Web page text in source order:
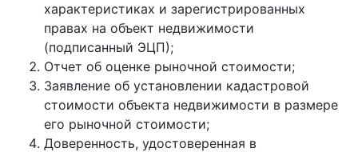
характеристиках и зарегистрированных
правах на объект недвижимости
(подписанный ЭЦП);
Отчет об оценке рыночной стоимости;
Заявление об установлении кадастровой
стоимости объекта недвижимости в размере
его рыночной стоимости;
Доверенность, удостоверенная в